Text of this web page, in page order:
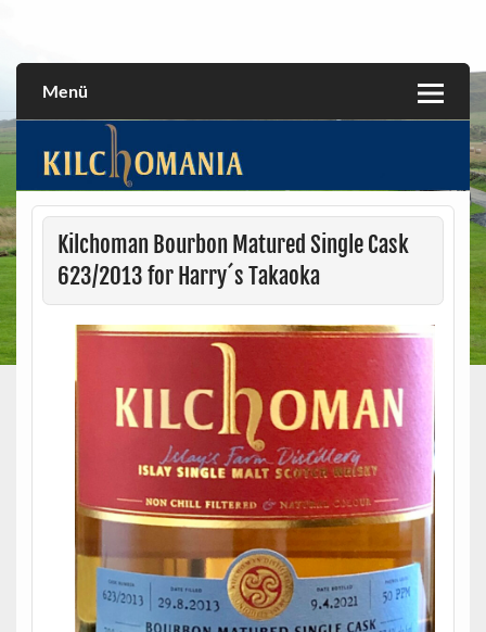
Menü
Kilchoman Bourbon Matured Single Cask
623/2013 for Harry´s Takaoka